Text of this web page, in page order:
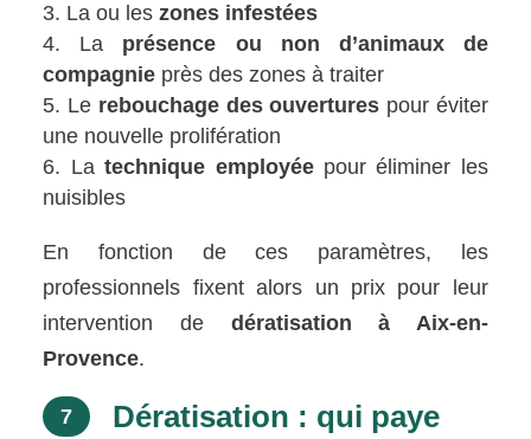
La ou les zones infestées
La présence ou non d’animaux de
compagnie près des zones à traiter
Le rebouchage des ouvertures pour éviter
une nouvelle prolifération
Latechnique employéepour éliminer les
nuisibles
En fonction de ces paramètres, les
professionnels fixent alors un prix pour leur
intervention dedératisation à Aix-en-
Provence.
7
Dératisation : qui paye